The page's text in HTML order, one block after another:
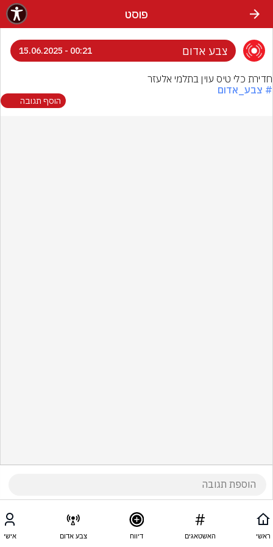
פוסט
צבע אדום 00:21 - 15.06.2025
חדירת כלי טיס עוין בתלמי אלעזר
# צבע_אדום
הוסף תגובה
ראשי האשטאגים דיווח צבע אדום אישי